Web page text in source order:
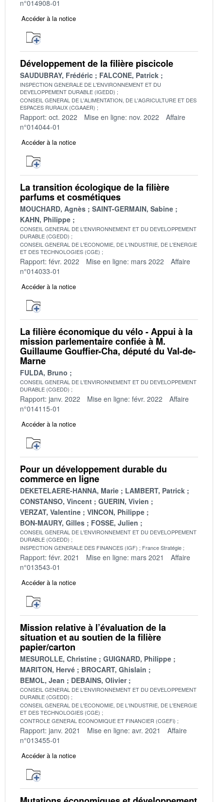
n°014908-01
Accéder à la notice
Développement de la filière piscicole
SAUDUBRAY, Frédéric FALCONE, Patrick
INSPECTION GENERALE DE L'ENVIRONNEMENT ET DU
DEVELOPPEMENT DURABLE (IGEDD)
CONSEIL GENERAL DE L'ALIMENTATION, DE L'AGRICULTURE ET DES
ESPACES RURAUX (CGAAER)
Rapport: oct. 2022 Mise en ligne: nov. 2022
Affaire
n°014044-01
Accéder à la notice
La transition écologique de la filière
parfums et cosmétiques
MOUCHARD, Agnès
SAINT-GERMAIN, Sabine
KAHN, Philippe
CONSEIL GENERAL DE L'ENVIRONNEMENT ET DU DEVELOPPEMENT
DURABLE (CGEDD)
CONSEIL GENERAL DE L'ECONOMIE, DE L'INDUSTRIE, DE L'ENERGIE
ET DES TECHNOLOGIES (CGE)
Rapport: févr. 2022 Mise en ligne: mars 2022
Affaire
n°014033-01
Accéder à la notice
La filière économique du vélo - Appui à la
mission parlementaire confiée à M.
Guillaume Gouffier-Cha, député du Val-de-
Marne
FULDA, Bruno
CONSEIL GENERAL DE L'ENVIRONNEMENT ET DU DEVELOPPEMENT
DURABLE (CGEDD)
Rapport: janv. 2022 Mise en ligne: févr. 2022
Affaire
n°014115-01
Accéder à la notice
Pour un développement durable du
commerce en ligne
DEKETELAERE-HANNA, Marie
LAMBERT, Patrick
CONSTANSO, Vincent
GUERIN, Vivien
VERZAT, Valentine
VINCON, Philippe
BON-MAURY, Gilles
FOSSE, Julien
CONSEIL GENERAL DE L'ENVIRONNEMENT ET DU DEVELOPPEMENT
DURABLE (CGEDD)
INSPECTION GENERALE DES FINANCES (IGF)
France Stratégie
Rapport: févr. 2021 Mise en ligne: mars 2021
Affaire
n°013543-01
Accéder à la notice
Mission relative à l’évaluation de la
situation et au soutien de la filière
papier/carton
MESUROLLE, Christine
GUIGNARD, Philippe
MARITON, Hervé
BROCART, Ghislain
BEMOL, Jean
DEBAINS, Olivier
CONSEIL GENERAL DE L'ENVIRONNEMENT ET DU DEVELOPPEMENT
DURABLE (CGEDD)
CONSEIL GENERAL DE L'ECONOMIE, DE L'INDUSTRIE, DE L'ENERGIE
ET DES TECHNOLOGIES (CGE)
CONTROLE GENERAL ECONOMIQUE ET FINANCIER (CGEFi)
Rapport: janv. 2021 Mise en ligne: avr. 2021
Affaire
n°013455-01
Accéder à la notice